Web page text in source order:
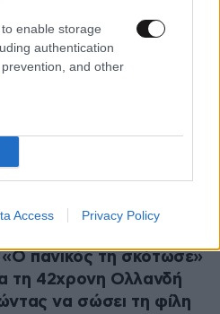
enable storage
authentication
and other
Access Privacy Policy
πανικός τη σκότωσε»
τη 42χρονη Ολλανδή
να σώσει τη φίλη